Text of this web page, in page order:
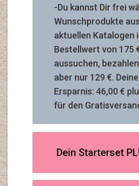
-Du kannst Dir frei
Wunschprodukte
aktuellen Katalogen
Bestellwert von 175
aussuchen,
aber nur 129 €. Deine
Ersparnis: 46,00 €
für den
Dein Starterset